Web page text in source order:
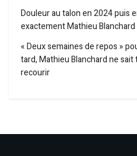
Douleur au talon en 2024 puis
exactement Mathieu Blanchard
« Deux semaines de repos »
tard, Mathieu Blanchard ne
recourir